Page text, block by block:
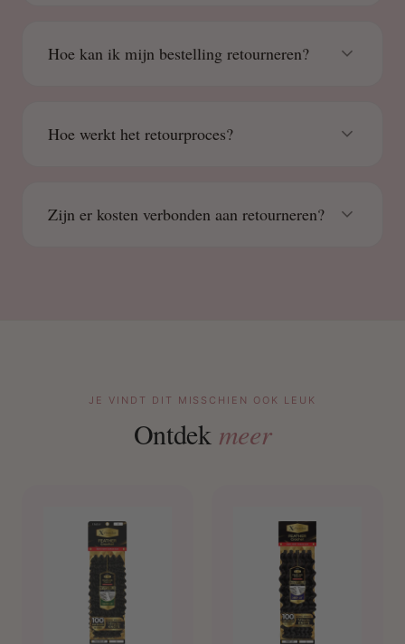
Hoe kan ik mijn bestelling retourneren?
Hoe werkt het retourproces?
Zijn er kosten verbonden aan retourneren?
JE VINDT DIT MISSCHIEN OOK LEUK
Ontdek meer